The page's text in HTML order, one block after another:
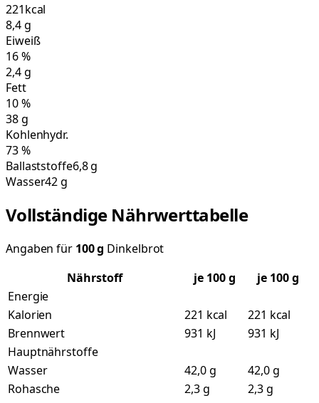
221kcal
8,4g
Eiweiß
16%
2,4g
Fett
10%
38g
Kohlenhydr.
73%
Ballaststoffe6,8 g
Wasser42 g
Vollständige Nährwerttabelle
Angaben für 100g Dinkelbrot
Nährstoff
je 100g
je 100 g
Energie
Kalorien
221 kcal
221 kcal
Brennwert
931 kJ
931 kJ
Hauptnährstoffe
Wasser
42,0 g
42,0 g
Rohasche
2,3 g
2,3 g